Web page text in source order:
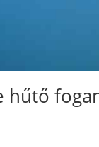
hűtő